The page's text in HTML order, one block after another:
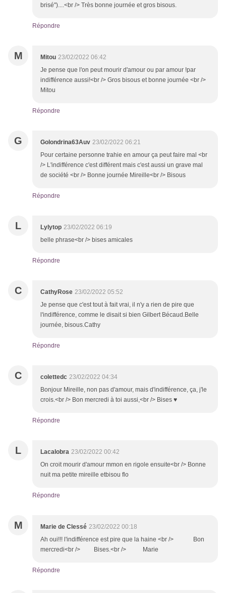
brisé")....<br /> Très bonne journée et gros bisous.
Répondre
M Mitou 23/02/2022 06:42
Je pense que l'on peut mourir d'amour ou par amour !par
indifférence aussi!<br /> Gros bisous et bonne journée <br />
Mitou
Répondre
G Golondrina63Auv 23/02/2022 06:21
Pour certaine personne trahie en amour ça peut faire mal <br
/> L'indifférence c'est différent mais c'est aussi un grave mal
de société <br /> Bonne journée Mireille<br /> Bisous
Répondre
L Lylytop 23/02/2022 06:19
belle phrase<br /> bises amicales
Répondre
C CathyRose 23/02/2022 05:52
Je pense que c'est tout à fait vrai, il n'y a rien de pire que
l'indifférence, comme le disait si bien Gilbert Bécaud.Belle
journée, bisous.Cathy
Répondre
C colettedc 23/02/2022 04:34
Bonjour Mireille, non pas d'amour, mais d'indifférence, ça, j'le
crois.<br /> Bon mercredi à toi aussi,<br /> Bises ♥
Répondre
L Lacalobra 23/02/2022 00:42
On croit mourir d'amour mmon en rigole ensuite<br /> Bonne
nuit ma petite mireille etbisou flo
Répondre
M Marie de Clessé 23/02/2022 00:18
Ah oui!!! l'indifférence est pire que la haine <br /> Bon
mercredi<br /> Bises.<br /> Marie
Répondre